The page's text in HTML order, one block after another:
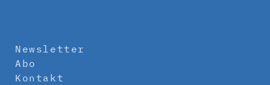
Newsletter
Abo
Kontakt